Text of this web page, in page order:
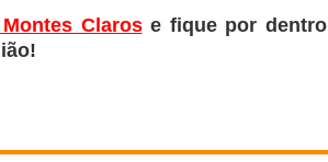
Clarose fique por dentro